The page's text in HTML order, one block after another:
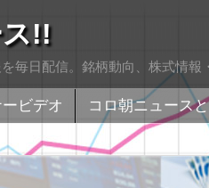
!!
毎日配信。銘柄動向、株式情
ビデオ
コロ朝ニュース